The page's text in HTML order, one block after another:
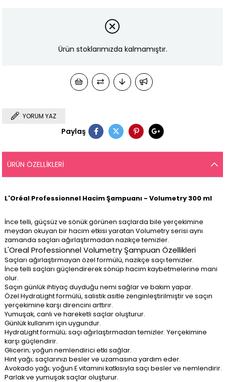
Ürün stoklarımızda kalmamıştır.
YORUM YAZ
Paylaş
ÜRÜN ÖZELLIKLERI
L'Oréal Professionnel Hacim Şampuanı - Volumetry 300 ml
İnce telli, güçsüz ve sönük görünen saçlarda bile yerçekimine
meydan okuyan bir hacim etkisi yaratan Volumetry serisi aynı
zamanda saçları ağırlaştırmadan nazikçe temizler.
L'Oreal Professionnel Volumetry Şampuan Özellikleri
Saçları ağırlaştırmayan özel formülü, nazikçe saçı temizler.
İnce telli saçları güçlendirerek sönüp hacim kaybetmelerine mani
olur.
Saçın günlük ihtiyaç duyduğu nemi sağlar ve bakım yapar.
Özel HydraLight formülü, salistik asitle zenginleştirilmiştir ve saçın
yerçekimine karşı direncini arttırır.
Yumuşak, canlı ve hareketli saçlar oluşturur.
Günlük kullanım için uygundur.
HydraLight formülü; saçı ağırlaştırmadan temizler. Yerçekimine
karşı güçlendirir.
Glicerin; yoğun nemlendirici etki sağlar.
Hint yağı; saçlarınızı besler ve uzamasına yardım eder.
Avokado yağı; yoğun E vitamini katkısıyla saçı besler ve nemlendirir.
Parlak ve yumuşak saçlar oluşturur.